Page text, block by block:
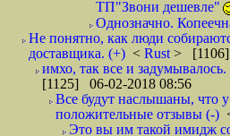
ТП"Звони дешевле"
Однозначно.
Не понятно, как люди
доставщика. (+) < Rust > [1106]
имхо, так все и
[1125] 06-02-2018 08:56
Все будут наслышаны, что у
положительные отзывы (-)
Это вы им такой имидж